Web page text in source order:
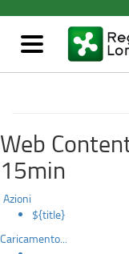
contenuto
principale
Procedura
Strutture
Sanitarie
Private
Mostra/nascondi
navigazione
Web
15min
Azioni
${title}
Caricamento...